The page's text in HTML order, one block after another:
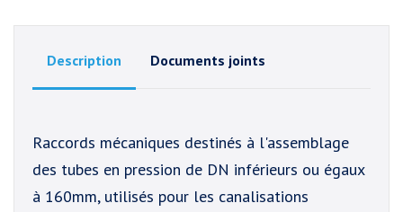
Description Documents joints
Raccords mécaniques destinés à l'assemblage
des tubes en pression de DN inférieurs ou égaux
à 160mm, utilisés pour les canalisations